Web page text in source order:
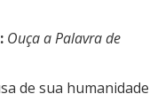
Ouça a Palavra de
de sua humanidade